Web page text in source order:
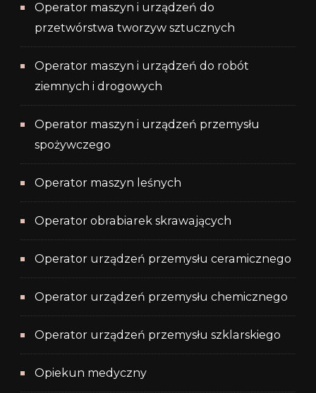
Operator maszyn i urządzeń do
przetwórstwa tworzyw sztucznych
Operator maszyn i urządzeń do robót
ziemnych i drogowych
Operator maszyn i urządzeń przemysłu
spożywczego
Operator maszyn leśnych
Operator obrabiarek skrawających
Operator urządzeń przemysłu ceramicznego
Operator urządzeń przemysłu chemicznego
Operator urządzeń przemysłu szklarskiego
Opiekun medyczny